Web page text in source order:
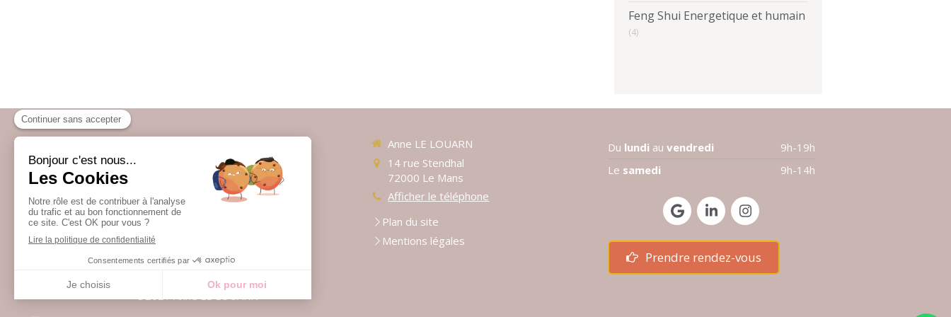
Feng Shui Energetique et humain
(4)
Infos pratiques
Témoignages
Contact
Anne LE LOUARN
14 rue Stendhal
72000 Le Mans
Afficher le téléphone
Plan du site
Mentions légales
Du lundi au vendredi
9h-19h
Le samedi 9h-14h
Prendre rendez-vous